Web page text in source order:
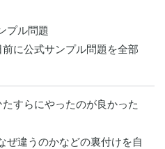
プル問題
に公式サンプル問題を全部
すらにやったのが良かった
ぜ違うのかなどの裏付けを自